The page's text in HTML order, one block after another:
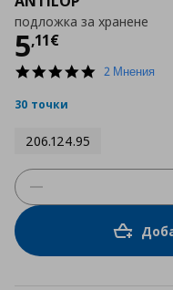
подложка за хранене
5,11€
Цена
5.0
2 Мнения
30 точки
206.124.95